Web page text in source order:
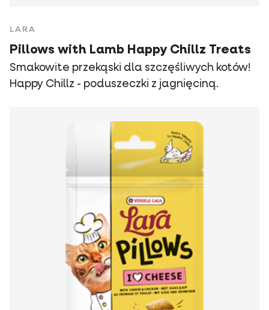
LARA
Pillows with Lamb Happy Chillz Treats
Smakowite przekąski dla szczęśliwych kotów!
Happy Chillz - poduszeczki z jagnięciną.